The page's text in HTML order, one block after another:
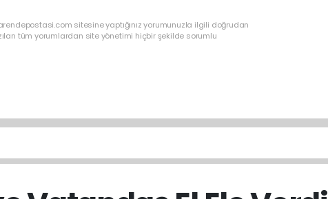
sitesine yaptığınız yorumunuzla ilgili doğrudan
tüm yorumlardan site yönetimi hiçbir şekilde sorumlu